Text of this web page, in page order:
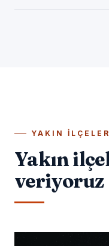
YAKIN İLÇELER
Yakın
veriyoruz